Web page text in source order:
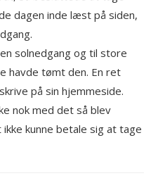
dagen inde læst på siden,
solnedgang og til store
havde tømt den. En ret
på sin hjemmeside.
nok med det så blev
kunne betale sig at tage